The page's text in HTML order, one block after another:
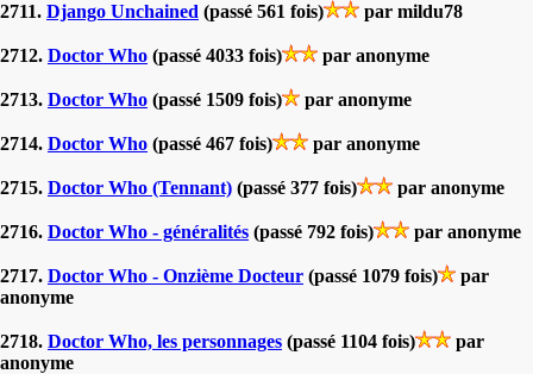
2711. Django Unchained (passé 561 fois) par mildu78
2712. Doctor Who (passé 4033 fois) par anonyme
2713. Doctor Who (passé 1509 fois) par anonyme
2714. Doctor Who (passé 467 fois) par anonyme
2715. Doctor Who (Tennant) (passé 377 fois) par anonyme
2716. Doctor Who - généralités (passé 792 fois) par anonyme
2717. Doctor Who - Onzième Docteur (passé 1079 fois)
par
anonyme
2718. Doctor Who, les personnages (passé 1104 fois)
par
anonyme